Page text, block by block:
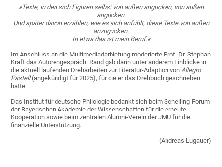
»Texte, in den sich Figuren selbst von außen angucken, von außen
angucken.
Und später davon erzählen, wie es sich anfühlt, diese Texte von außen
anzugucken.
In etwa das ist mein Beruf.«
Im Anschluss an die Multimediadarbietung moderierte Prof. Dr. Stephan
Kraft das Autorengespräch. Rand gab darin unter anderem Einblicke in
die aktuell laufenden Dreharbeiten zur Literatur-Adaption vonAllegro
Pastell(angekündigt für 2025), für die er das Drehbuch geschrieben
hatte.
Das Institut für deutsche Philologie bedankt sich beim Schelling-Forum
der Bayerischen Akademie der Wissenschaften für die erneute
Kooperation sowie beim zentralen Alumni-Verein der JMU für die
finanzielle Unterstützung.
(Andreas Lugauer)